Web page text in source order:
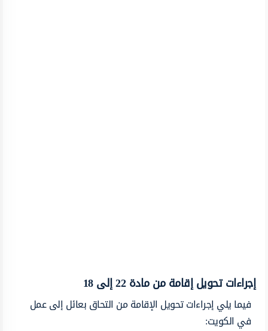
إجراءات تحويل إقامة من مادة 22 إلى 18
فيما يلي إجراءات تحويل الإقامة من التحاق بعائل إلى عمل
في الكويت: